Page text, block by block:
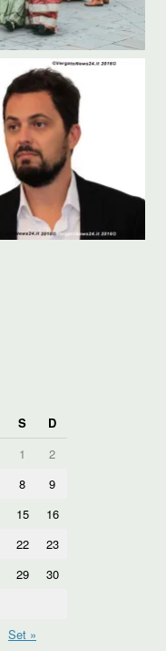
S
D
1
2
8
9
15
16
22
23
29
30
Set »